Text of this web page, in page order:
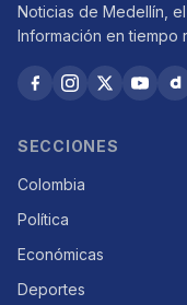
Noticias de Medellín,
Información en tiempo
SECCIONES
Colombia
Política
Económicas
Deportes